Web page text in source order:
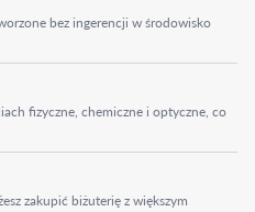
bez ingerencji w środowisko
fizyczne, chemiczne i optyczne, co
zakupić biżuterię z większym